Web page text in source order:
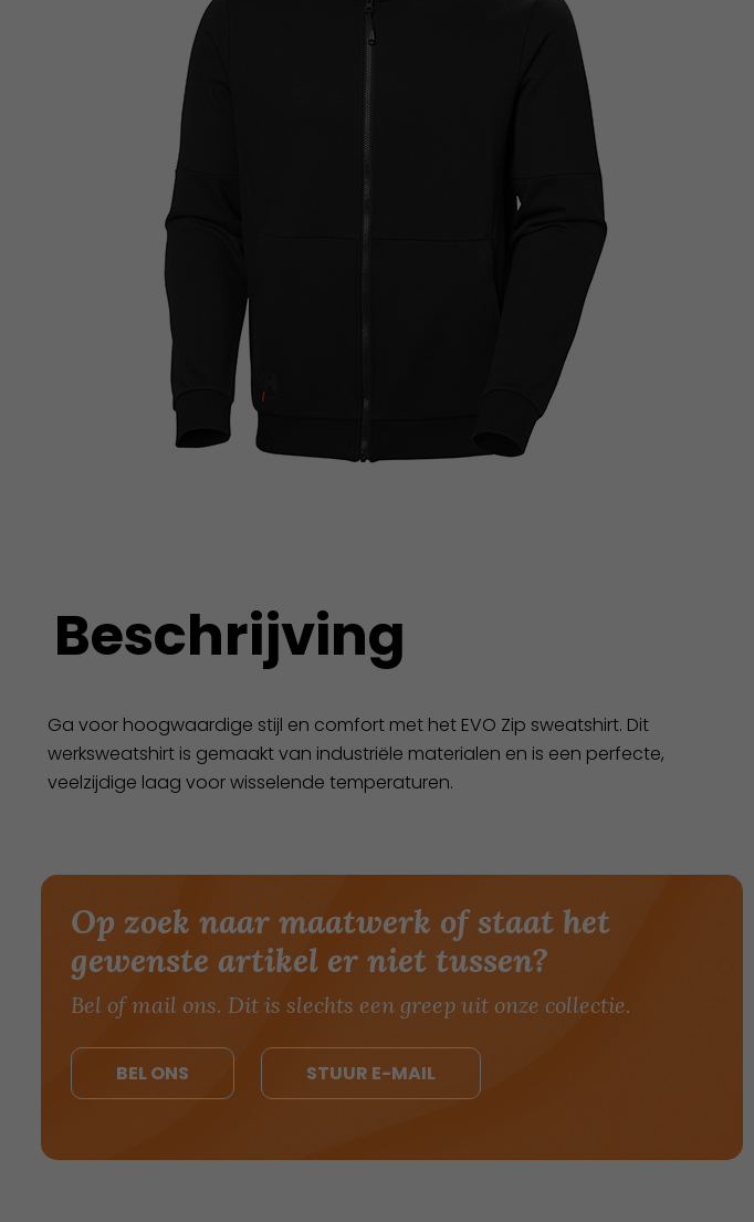
Beschrijving
Ga voor hoogwaardige stijl en comfort met het EVO Zip sweatshirt. Dit
werksweatshirt is gemaakt van industriële materialen en is een perfecte,
veelzijdige laag voor wisselende temperaturen.
Op zoek naar maatwerk of staat het
gewenste artikel er niet tussen?
Bel of mail ons. Dit is slechts een greep uit onze collectie.
BEL ONS STUUR E-MAIL